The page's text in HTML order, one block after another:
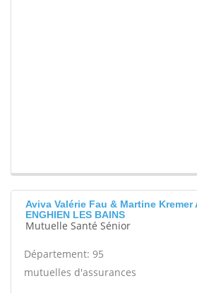
Aviva Valérie Fau & Martine Kremer
ENGHIEN LES BAINS
Mutuelle Santé Sénior
Département: 95
mutuelles d'assurances